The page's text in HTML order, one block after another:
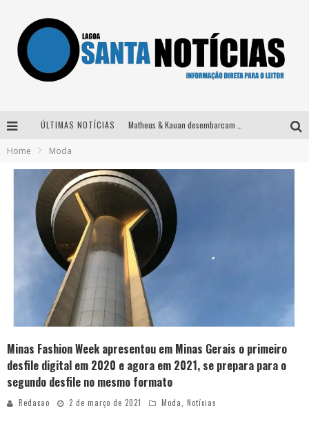
ÚLTIMAS NOTÍCIAS
Home Moda
Minas Fashion Week apresentou em Minas Gerais o primeiro
desfile digital em 2020 e agora em 2021, se prepara para o
segundo desfile no mesmo formato
Redacao 2 de março de 2021 Moda, Notícias